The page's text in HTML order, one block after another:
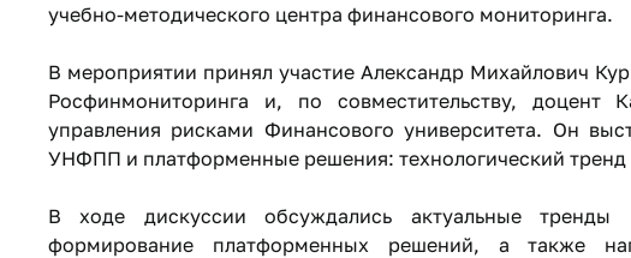
учебно-методического центра финансового мониторинга.
В мероприятии принял участие Александр Михайлович
Росфинмониторинга и, по совместительству, доцент
управления рисками Финансового университета. Он
УНФПП и платформенные решения: технологический
В ходе дискуссии обсуждались актуальные
формирование платформенных решений, а также